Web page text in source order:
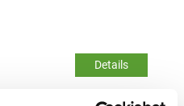
Details